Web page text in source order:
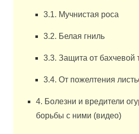
3.1. Мучнистая роса
3.2. Белая гниль
3.3. Защита от бахчевой
3.4. От пожелтения
4. Болезни и вредители
борьбы с ними (видео)